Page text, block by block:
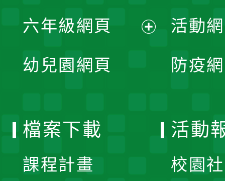
單
選
開
六年級網頁
幼兒園網頁
活動
防疫
檔案下載
課程計畫
活動
校園